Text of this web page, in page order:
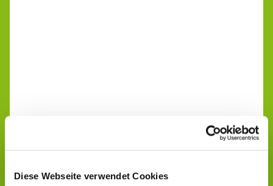
Diese Webseite verwendet Cookies